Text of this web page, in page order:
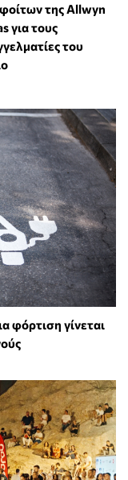
της Allwyn
για τους
του
φόρτιση γίνεται